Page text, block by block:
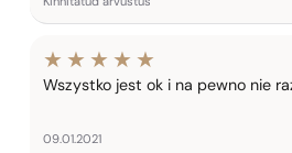
Wszystko jest ok i na pewno nie
09.01.2021